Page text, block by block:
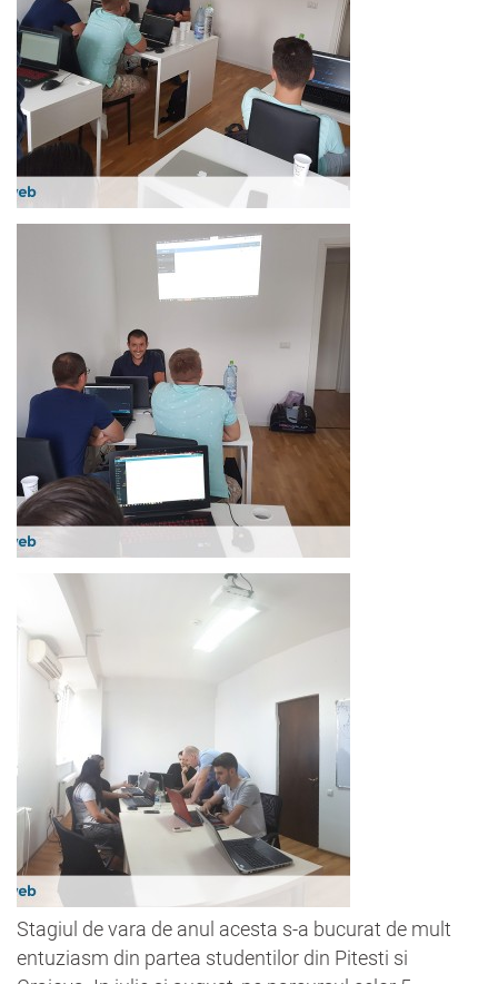
Stagiul de vara de anul acesta s-a bucurat de mult
entuziasm din partea studentilor din Pitesti si